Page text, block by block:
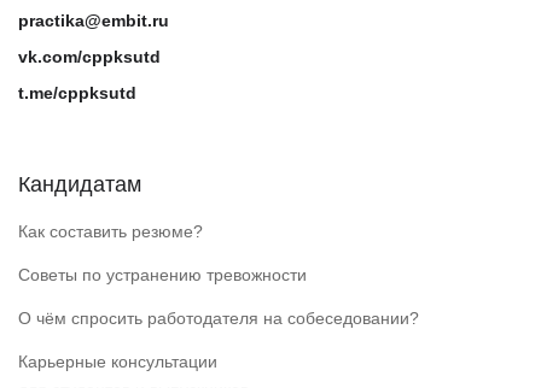
practika@embit.ru
vk.com/cppksutd
t.me/cppksutd
Кандидатам
Как составить резюме?
Советы по устранению тревожности
О чём спросить работодателя на собеседовании?
Карьерные консультации